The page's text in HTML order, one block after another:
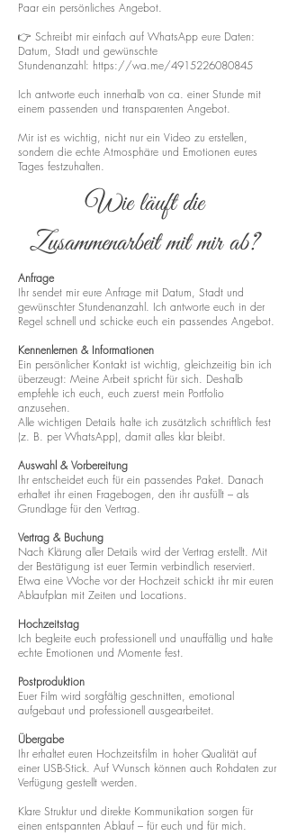
Paar ein persönliches Angebot.
👉 Schreibt mir einfach auf WhatsApp eure Daten:
Datum, Stadt und gewünschte
Stundenanzahl: https://wa.me/4915226080845
Ich antworte euch innerhalb von ca. einer Stunde mit
einem passenden und transparenten Angebot.
Mir ist es wichtig, nicht nur ein Video zu erstellen,
sondern die echte Atmosphäre und Emotionen eures
Tages festzuhalten.
Wie läuft die
Zusammenarbeit mit mir ab?
Anfrage
Ihr sendet mir eure Anfrage mit Datum, Stadt und
gewünschter Stundenanzahl. Ich antworte euch in der
Regel schnell und schicke euch ein passendes Angebot.
Kennenlernen & Informationen
Ein persönlicher Kontakt ist wichtig, gleichzeitig bin ich
überzeugt: Meine Arbeit spricht für sich. Deshalb
empfehle ich euch, euch zuerst mein Portfolio
anzusehen.
Alle wichtigen Details halte ich zusätzlich schriftlich fest
(z. B. per WhatsApp), damit alles klar bleibt.
Auswahl & Vorbereitung
Ihr entscheidet euch für ein passendes Paket. Danach
erhaltet ihr einen Fragebogen, den ihr ausfüllt – als
Grundlage für den Vertrag.
Vertrag & Buchung
Nach Klärung aller Details wird der Vertrag erstellt. Mit
der Bestätigung ist euer Termin verbindlich reserviert.
Etwa eine Woche vor der Hochzeit schickt ihr mir euren
Ablaufplan mit Zeiten und Locations.
Hochzeitstag
Ich begleite euch professionell und unauffällig und halte
echte Emotionen und Momente fest.
Postproduktion
Euer Film wird sorgfältig geschnitten, emotional
aufgebaut und professionell ausgearbeitet.
Übergabe
Ihr erhaltet euren Hochzeitsfilm in hoher Qualität auf
einer USB-Stick. Auf Wunsch können auch Rohdaten zur
Verfügung gestellt werden.
Klare Struktur und direkte Kommunikation sorgen für
einen entspannten Ablauf – für euch und für mich.